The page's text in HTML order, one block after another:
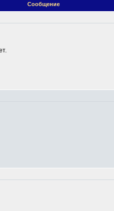
Сообщение